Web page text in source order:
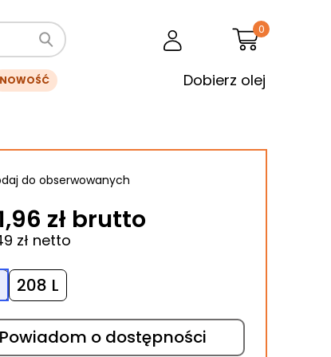
0
NOWOŚĆ Dobierz olej
do obserwowanych
zł brutto
zł netto
208 L
Powiadom o dostępności